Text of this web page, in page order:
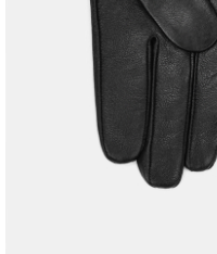
Москва